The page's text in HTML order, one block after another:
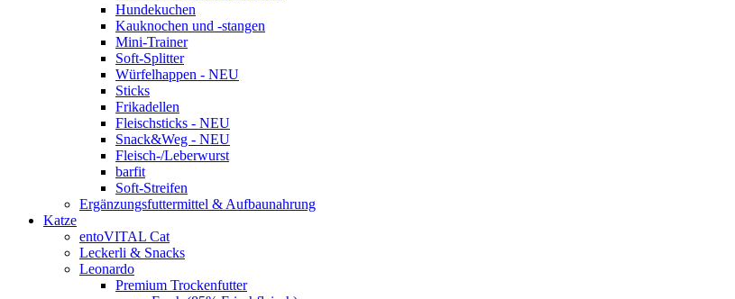
Hundekuchen
Kauknochen und -stangen
Mini-Trainer
Soft-Splitter
Würfelhappen - NEU
Sticks
Frikadellen
Fleischsticks - NEU
Snack&Weg - NEU
Fleisch-/Leberwurst
barfit
Soft-Streifen
Ergänzungsfuttermittel & Aufbaunahrung
Katze
entoVITAL Cat
Leckerli & Snacks
Leonardo
Premium Trockenfutter